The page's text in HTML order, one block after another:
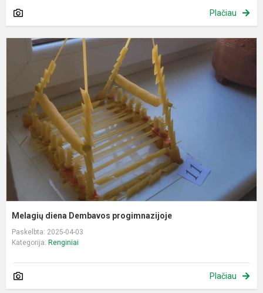
Plačiau
Melagių diena Dembavos progimnazijoje
Paskelbta: 2025-04-03
Kategorija: Renginiai
Plačiau